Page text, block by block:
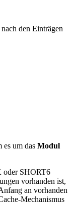
den Einträgen
es um das Modul
oder SHORT6
vorhanden ist,
an vorhanden
Mechanismus